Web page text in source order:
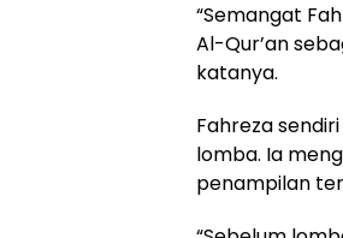
“Semangat
Al-Qur’an
katanya.
Fahreza
lomba. Ia
penampilan